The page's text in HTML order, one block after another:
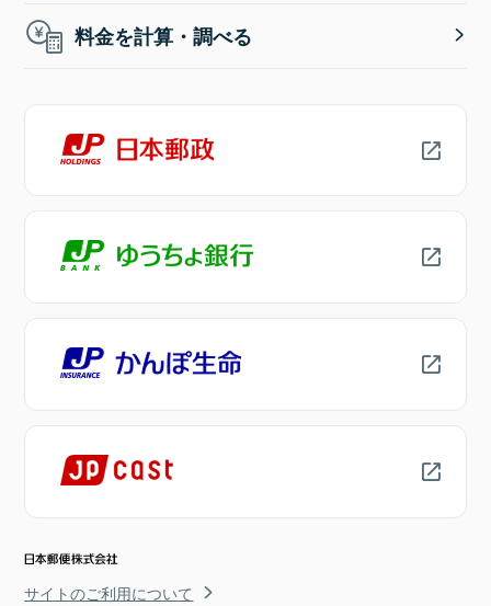
料金を計算・調べる
サイトのご利用について